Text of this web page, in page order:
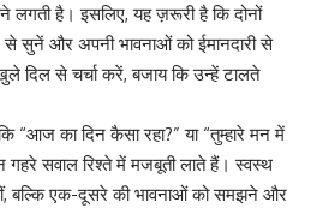
लगती है। इसलिए, यह ज़रूरी है कि दोनों
से सुनें और अपनी भावनाओं को ईमानदारी से
दिल से चर्चा करें, बजाय कि उन्हें टालते
“आज का दिन कैसा रहा?” या “तुम्हारे मन में
सवाल रिश्ते में मजबूती लाते हैं। स्वस्थ
बल्कि एक-दूसरे की भावनाओं को समझने और